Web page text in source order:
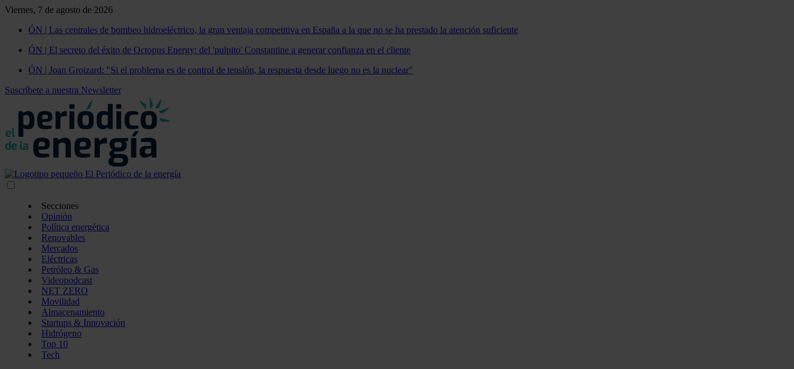
Viernes, 7 de agosto de 2026
ÓN | Las centrales de bombeo hidroeléctrico, la gran ventaja competitiva en España a la que no se ha prestado la atención suficiente
ÓN | El secreto del éxito de Octopus Energy: del 'pulpito' Constantine a generar confianza en el cliente
ÓN | Joan Groizard: "Si el problema es de control de tensión, la respuesta desde luego no es la nuclear"
Suscríbete a nuestra Newsletter
Secciones
Opinión
Política energética
Renovables
Mercados
Eléctricas
Petróleo & Gas
Videopodcast
NET ZERO
Movilidad
Almacenamiento
Startups & Innovación
Hidrógeno
Top 10
Tech